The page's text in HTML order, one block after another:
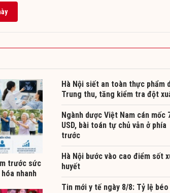
trước sức
nhanh
Hà Nội siết an toàn thực phẩm
Trung thu, tăng kiểm tra đột
Ngành dược Việt Nam cán mốc
USD, bài toán tự chủ vẫn ở phía
trước
Hà Nội bước vào cao điểm sốt
huyết
Tin mới y tế ngày 8/8: Tỷ lệ